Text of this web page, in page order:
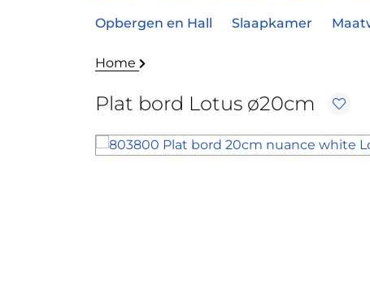
Opbergen en Hall Slaapkamer
Home
Plat bord Lotus ø20cm